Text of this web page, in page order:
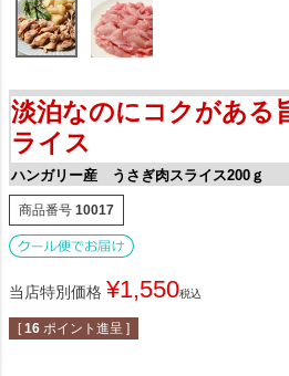
淡泊なのにコクがあ
ライス
ハンガリー産 うさぎ肉スライス200ｇ
商品番号 10017
当店特別価格 ¥1,550税込
[ 16 ポイント進呈 ]